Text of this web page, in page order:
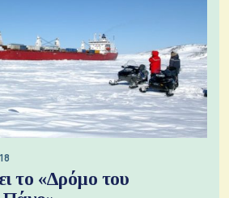
το «Δρόμο του